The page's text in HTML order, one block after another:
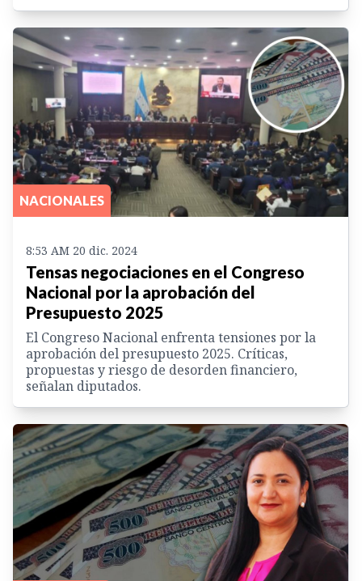
NACIONALES
8:53 AM 20 dic. 2024
Tensas negociaciones en el Congreso
Nacional por la aprobación del
Presupuesto 2025
El Congreso Nacional enfrenta tensiones por la
aprobación del presupuesto 2025. Críticas,
propuestas y riesgo de desorden financiero,
señalan diputados.